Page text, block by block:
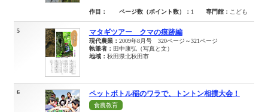
作目： ページ数（ポイント数）： 1 専門館： こども
5 マタギツアー クマの痕跡編
現代農業： 2009年8月号 320ページ～321ページ
執筆者： 田中康弘（写真と文）
地域： 秋田県北秋田市
6 ペットボトル稲のワラで、トントン相撲大会！
食農教育